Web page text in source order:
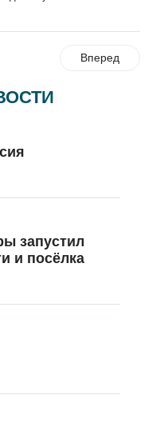
Вперед
запустил
и посёлка